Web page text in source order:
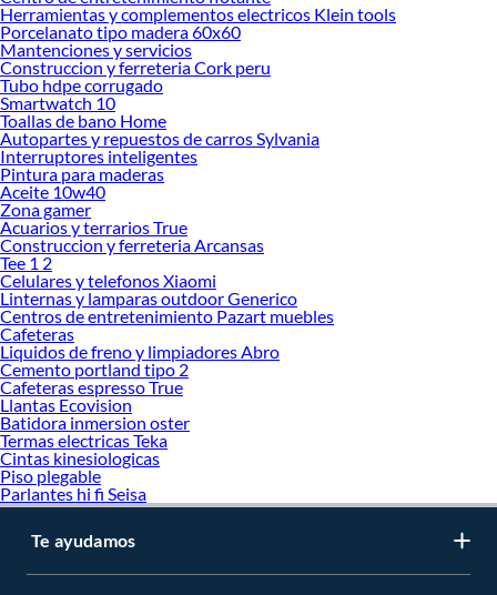
Sabemos que la calidad, confianza y seguridad son factores importantes al
momento de decidir qué modelo comprar, por ello contamos con una amplia
oferta de marcas prestigiosas y reconocidas en Licuadoras. De esta manera,
inviertes en durabilidad, rendimiento, excelencia y satisfacción garantizada.
Herramientas y complementos electricos Klein tools
Porcelanato tipo madera 60x60
Mantenciones y servicios
Construccion y ferreteria Cork peru
Tubo hdpe corrugado
Smartwatch 10
Toallas de bano Home
Autopartes y repuestos de carros Sylvania
Interruptores inteligentes
Pintura para maderas
Aceite 10w40
Zona gamer
Acuarios y terrarios True
Construccion y ferreteria Arcansas
Tee 1 2
Celulares y telefonos Xiaomi
Linternas y lamparas outdoor Generico
Centros de entretenimiento Pazart muebles
Cafeteras
Liquidos de freno y limpiadores Abro
Cemento portland tipo 2
Cafeteras espresso True
Llantas Ecovision
Batidora inmersion oster
Termas electricas Teka
Cintas kinesiologicas
Piso plegable
Parlantes hi fi Seisa
Te ayudamos